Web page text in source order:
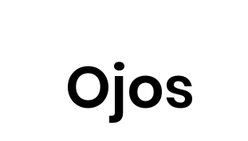
Ojos